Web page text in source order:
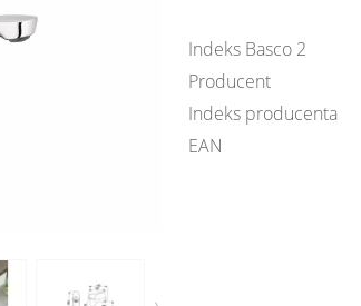
Indeks Basco 2
Producent
Indeks producenta
EAN